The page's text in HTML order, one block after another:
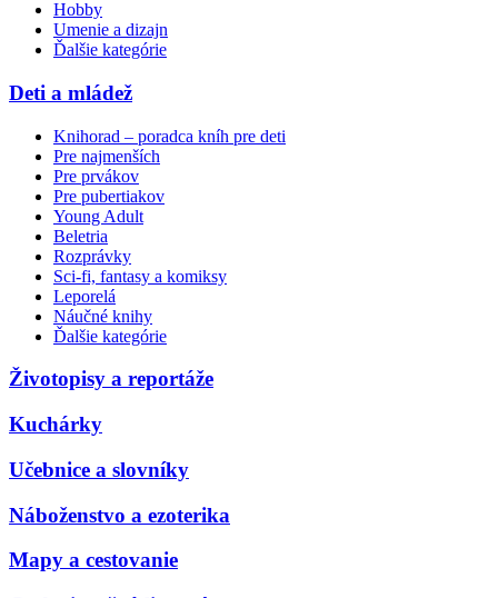
Hobby
Umenie a dizajn
Ďalšie kategórie
Deti a mládež
Knihorad – poradca kníh pre deti
Pre najmenších
Pre prvákov
Pre pubertiakov
Young Adult
Beletria
Rozprávky
Sci-fi, fantasy a komiksy
Leporelá
Náučné knihy
Ďalšie kategórie
Životopisy a reportáže
Kuchárky
Učebnice a slovníky
Náboženstvo a ezoterika
Mapy a cestovanie